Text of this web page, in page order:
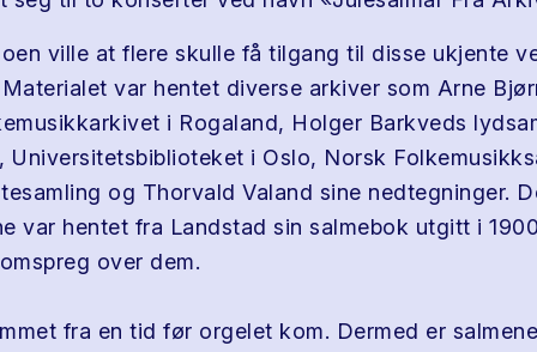
ville at flere skulle få tilgang til disse ukjente
var hentet diverse arkiver som Arne
i Rogaland, Holger Barkveds
Universitetsbiblioteket i Oslo, Norsk
og Thorvald Valand sine nedtegninger.
var hentet fra Landstad sin salmebok utgitt i
over dem.
fra en tid før orgelet kom. Dermed er